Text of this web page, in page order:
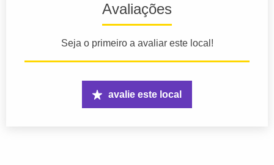
Avaliações
Seja o primeiro a avaliar este local!
avalie este local